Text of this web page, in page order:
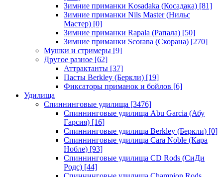
Зимние приманки Kosadaka (Косадака) [81]
Зимние приманки Nils Master (Нильс
Мастер) [0]
Зимние приманки Rapala (Рапала) [50]
Зимние приманки Scorana (Скорана) [270]
Мушки и стримеры [9]
Другое разное [62]
Аттрактанты [37]
Пасты Berkley (Беркли) [19]
Фиксаторы приманок и бойлов [6]
Удилища
Спиннинговые удилища [3476]
Спиннинговые удилища Abu Garcia (Абу
Гарсия) [16]
Спиннинговые удилища Berkley (Беркли) [0]
Спиннинговые удилища Cara Noble (Кара
Нобле) [93]
Спиннинговые удилища CD Rods (СиДи
Родс) [44]